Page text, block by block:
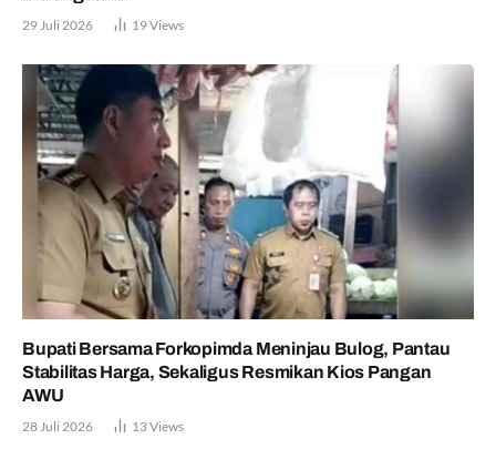
29 Juli 2026 19Views
Bupati Bersama Forkopimda Meninjau Bulog, Pantau
Stabilitas Harga, Sekaligus Resmikan Kios Pangan
AWU
28 Juli 2026 13Views